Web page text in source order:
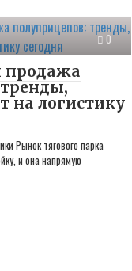
0
продажа
на логистику
Рынок тягового парка
и она напрямую